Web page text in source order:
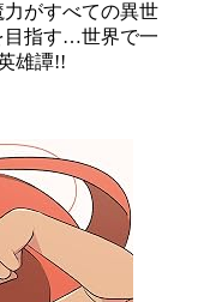
がすべての異世
目指す…世界で一
雄譚!!